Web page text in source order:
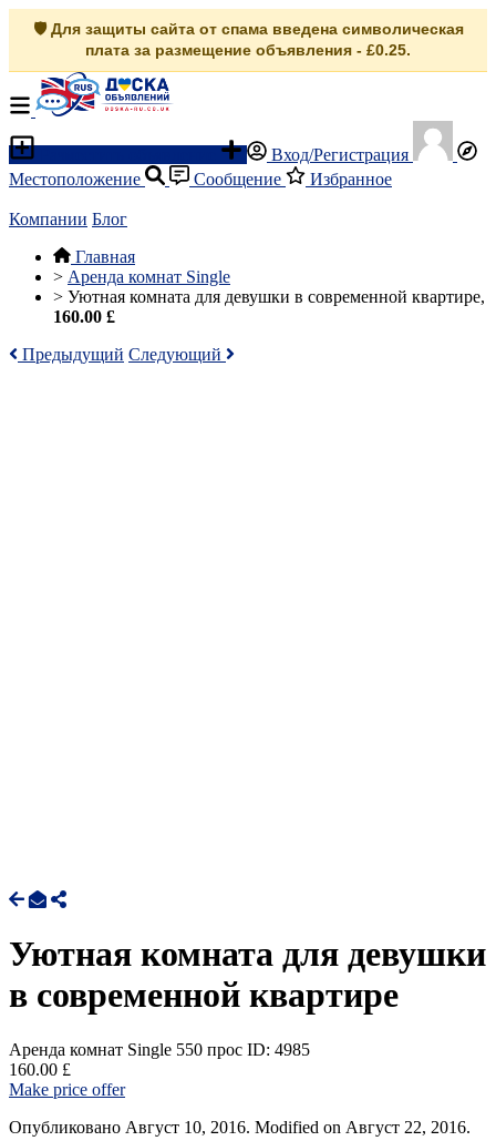
🛡️ Для защиты сайта от спама введена символическая
плата за размещение объявления - £0.25.
Вход/Регистрация
Местоположение
Сообщение Избранное
Компании Блог
Главная
> Аренда комнат Single
> Уютная комната для девушки в современной квартире,
160.00 £
Предыдущий Следующий
Уютная комната для девушки
в современной квартире
Аренда комнат Single 550 прос ID: 4985
160.00 £
Make price offer
Опубликовано Август 10, 2016. Modified on Август 22, 2016.